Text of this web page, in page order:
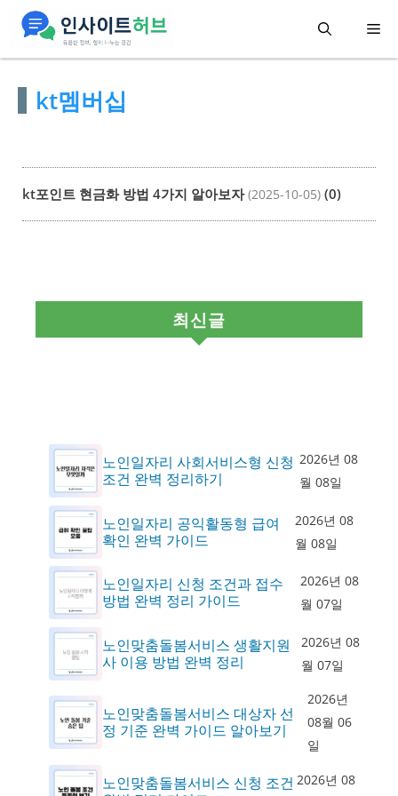
메
kt멤버십
kt포인트 현금화 방법 4가지 알아보자 (2025-10-05) (0)
최신글
노인일자리 사회서비스형 신청
조건 완벽 정리하기
2026년 08
월 08일
노인일자리 공익활동형 급여
확인 완벽 가이드
2026년 08
월 08일
노인일자리 신청 조건과 접수
방법 완벽 정리 가이드
2026년 08
월 07일
노인맞춤돌봄서비스 생활지원
사 이용 방법 완벽 정리
2026년 08
월 07일
노인맞춤돌봄서비스 대상자 선
정 기준 완벽 가이드 알아보기
2026년
08월 06
일
노인맞춤돌봄서비스 신청 조건 2026년 08